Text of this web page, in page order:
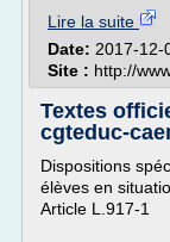
Lire la suite
Date: 2017-12-
Site : http://
Textes
cgteduc-
Dispositions
élèves en
Article L.917-1